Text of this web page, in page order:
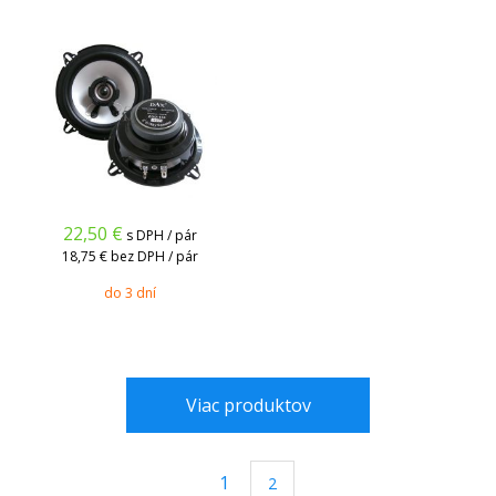
22,50 € s DPH / pár
18,75 € bez DPH / pár
do 3 dní
Viac produktov
1 2